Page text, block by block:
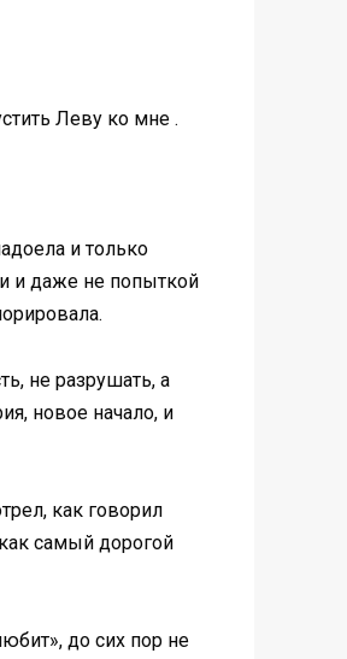
Леву ко мне .
и только
и даже не попыткой
не разрушать, а
новое начало, и
как говорил
самый дорогой
до сих пор не